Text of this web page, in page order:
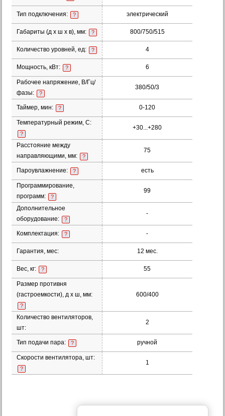
Тип подключения: ? электрический
Габариты (д х ш х в), мм: ? 800/750/515
Количество уровней, ед: ? 4
Мощность, кВт: ? 6
Рабочее напряжение, В/Гц/
фазы:
?
380/50/3
Таймер, мин: ? 0-120
Температурный режим, С:
?
+30...+280
Расстояние между
направляющими, мм:
?
75
Пароувлажнение: ? есть
Программирование,
программ:
?
99
Дополнительное
оборудование:
?
-
Комплектация: ? -
Гарантия, мес: 12 мес.
Вес, кг: ? 55
Размер противня
(гастроемкости), д х ш, мм:
?
600/400
Количество вентиляторов,
шт:
2
Тип подачи пара: ? ручной
Скорости вентилятора, шт:
?
1